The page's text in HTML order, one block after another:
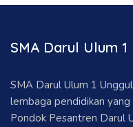
SMA Darul Ulum 1
SMA Darul Ulum 1
lembaga pendidikan
Pondok Pesantren Darul